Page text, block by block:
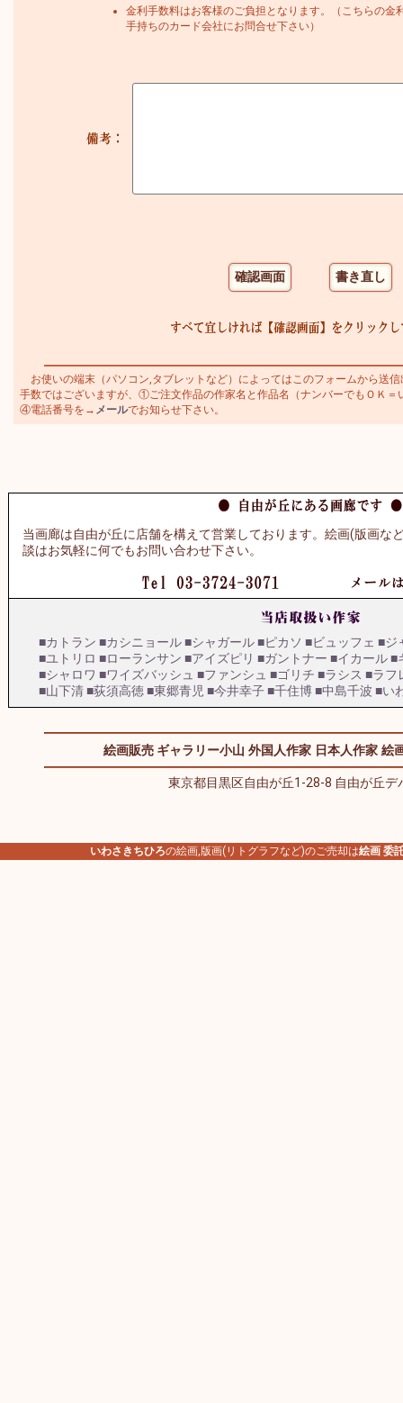
金利手数料はお客様のご負担となります。（こちらの金
手持ちのカード会社にお問合せ下さい）
お使いの端末（パソコン,タブレットなど）によってはこのフォームから送
手数ではございますが、①ご注文作品の作家名と作品名（ナンバーでもＯＫ
④電話番号を→ メールでお知らせ下さい。
当画廊は自由が丘に店舗を構えて営業しております。絵画(版画な
談はお気軽に何でもお問い合わせ下さい。
■カトラン ■カシニョール■シャガール■ピカソ ■ビュッフェ ■ジ
■ユトリロ ■ローランサン ■アイズピリ ■ガントナー ■イカール■
■シャロワ ■ワイズバッシュ ■ファンシュ ■ゴリチ ■ラシス ■ラフ
■山下清■荻須高徳■東郷青児 ■今井幸子■千住博■中島千波 ■い
絵画販売 ギャラリー小山 外国人作家 日本人作家 絵
東京都目黒区自由が丘1-28-8 自由が丘デ
いわさきちひろの絵画,版画(リトグラフなど)のご売却は絵画 委